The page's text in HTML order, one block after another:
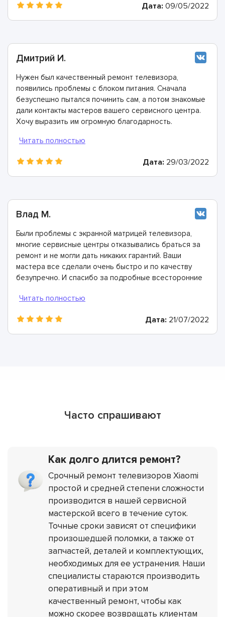
Дата: 09/05/2022
Дмитрий И.
Нужен был качественный ремонт телевизора,
появились проблемы с блоком питания. Сначала
безуспешно пытался починить сам, а потом знакомые
дали контакты мастеров вашего сервисного центра.
Хочу выразить им огромную благодарность.
Дата: 29/03/2022
Влад М.
Были проблемы с экранной матрицей телевизора,
многие сервисные центры отказывались браться за
ремонт и не могли дать никаких гарантий. Ваши
мастера все сделали очень быстро и по качеству
безупречно. И спасибо за подробные всесторонние
Дата: 21/07/2022
Часто спрашивают
Как долго длится ремонт?
Срочный ремонт телевизоров Xiaomi
простой и средней степени сложности
производится в нашей сервисной
мастерской всего в течение суток.
Точные сроки зависят от специфики
произошедшей поломки, а также от
запчастей, деталей и комплектующих,
необходимых для ее устранения. Наши
специалисты стараются производить
оперативный и при этом
качественный ремонт, чтобы как
можно скорее возвращать клиентам